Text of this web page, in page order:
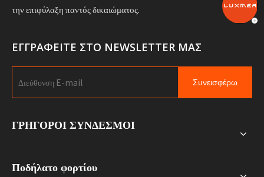
την επιφύλαξη παντός δικαιώματος.
ΕΓΓΡΑΦΕΙΤΕ ΣΤΟ NEWSLETTER ΜΑΣ
Συνεισφέρω
ΓΡΗΓΟΡΟΙ ΣΥΝΔΕΣΜΟΙ
Ποδήλατο φορτίου